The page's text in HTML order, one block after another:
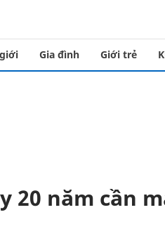
Gia đình Giới trẻ
20 năm cần